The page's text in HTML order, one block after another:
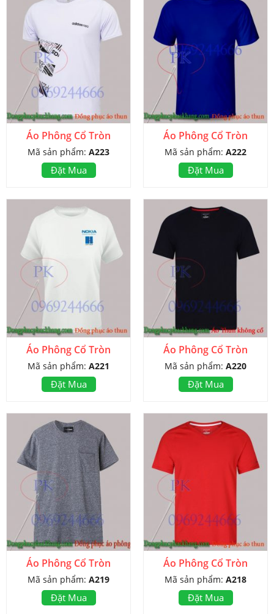
Áo Phông Cổ Tròn
Mã sản phẩm: A223
Đặt Mua
Áo Phông Cổ Tròn
Mã sản phẩm: A222
Đặt Mua
Áo Phông Cổ Tròn
Mã sản phẩm: A221
Đặt Mua
Áo Phông Cổ Tròn
Mã sản phẩm: A220
Đặt Mua
Áo Phông Cổ Tròn
Mã sản phẩm: A219
Đặt Mua
Áo Phông Cổ Tròn
Mã sản phẩm: A218
Đặt Mua